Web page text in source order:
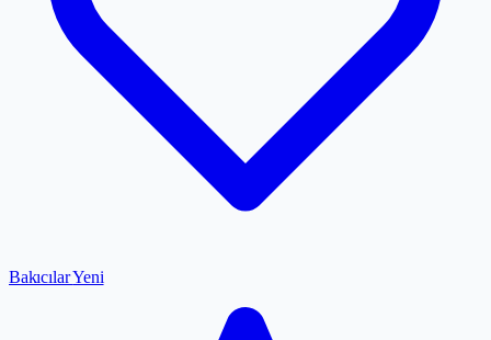
BakıcılarYeni